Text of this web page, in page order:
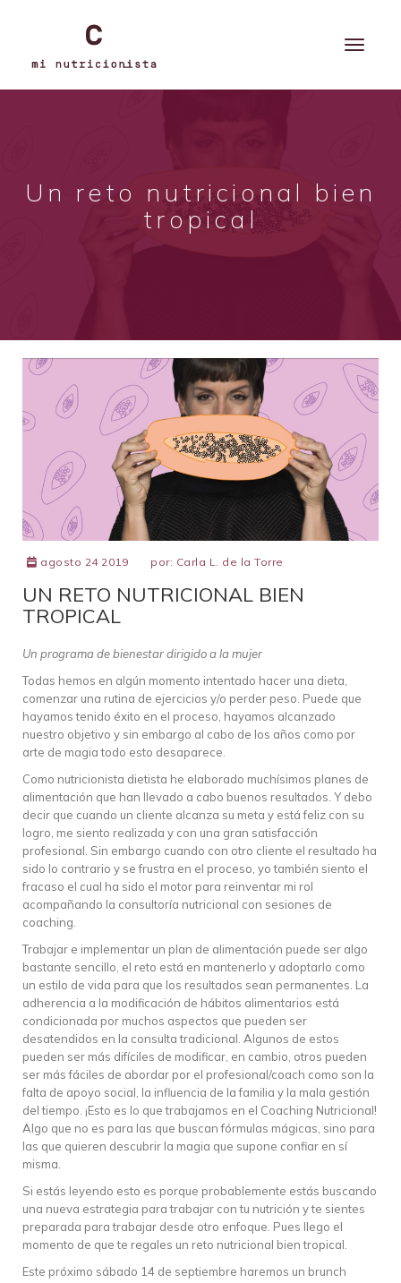
Un reto nutricional bien
tropical
agosto 24 2019 por: Carla L. de la Torre
UN RETO NUTRICIONAL BIEN
TROPICAL
Un programa de bienestar dirigido a la mujer
Todas hemos en algún momento intentado hacer una dieta,
comenzar una rutina de ejercicios y/o perder peso. Puede que
hayamos tenido éxito en el proceso, hayamos alcanzado
nuestro objetivo y sin embargo al cabo de los años como por
arte de magia todo esto desaparece.
Como nutricionista dietista he elaborado muchísimos planes de
alimentación que han llevado a cabo buenos resultados. Y debo
decir que cuando un cliente alcanza su meta y está feliz con su
logro, me siento realizada y con una gran satisfacción
profesional. Sin embargo cuando con otro cliente el resultado ha
sido lo contrario y se frustra en el proceso, yo también siento el
fracaso el cual ha sido el motor para reinventar mi rol
acompañando la consultoría nutricional con sesiones de
coaching.
Trabajar e implementar un plan de alimentación puede ser algo
bastante sencillo, el reto está en mantenerlo y adoptarlo como
un estilo de vida para que los resultados sean permanentes. La
adherencia a la modificación de hábitos alimentarios está
condicionada por muchos aspectos que pueden ser
desatendidos en la consulta tradicional. Algunos de estos
pueden ser más difíciles de modificar, en cambio, otros pueden
ser más fáciles de abordar por el profesional/coach como son la
falta de apoyo social, la influencia de la familia y la mala gestión
del tiempo. ¡Esto es lo que trabajamos en el Coaching Nutricional!
Algo que no es para las que buscan fórmulas mágicas, sino para
las que quieren descubrir la magia que supone confiar en sí
misma.
Si estás leyendo esto es porque probablemente estás buscando
una nueva estrategia para trabajar con tu nutrición y te sientes
preparada para trabajar desde otro enfoque. Pues llego el
momento de que te regales un reto nutricional bien tropical.
Este próximo sábado 14 de septiembre haremos un brunch